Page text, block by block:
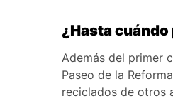
¿Hasta
Además del primer
Paseo de la
reciclados de otros